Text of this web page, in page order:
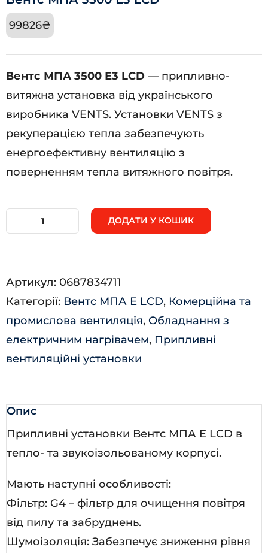
99826₴
Вентс МПА 3500 Е3 LCD — припливно-
витяжна установка від українського
виробника VENTS. Установки VENTS з
рекуперацією тепла забезпечують
енергоефективну вентиляцію з
поверненням тепла витяжного повітря.
Е3
LCD
кількість
ДОДАТИ У КОШИК
Артикул: 0687834711
Категорії: Вентс МПА Е LCD, Комерційна та
промислова вентиляція, Обладнання з
електричним нагрівачем, Припливні
вентиляційні установки
Опис
Припливні установки Вентс МПА Е LCD в
тепло- та звукоізольованому корпусі.
Мають наступні особливості:
Фільтр: G4 – фільтр для очищення повітря
від пилу та забруднень.
Шумоізоляція: Забезпечує зниження рівня